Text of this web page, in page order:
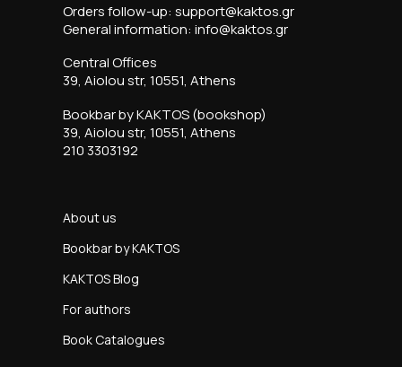
Orders follow-up: support@kaktos.gr
General information: info@kaktos.gr
Central Offices
39, Aiolou str, 10551, Athens
Bookbar by KAKTOS (bookshop)
39, Aiolou str, 10551, Athens
210 3303192
About us
Bookbar by KAKTOS
KAKTOS Blog
For authors
Book Catalogues